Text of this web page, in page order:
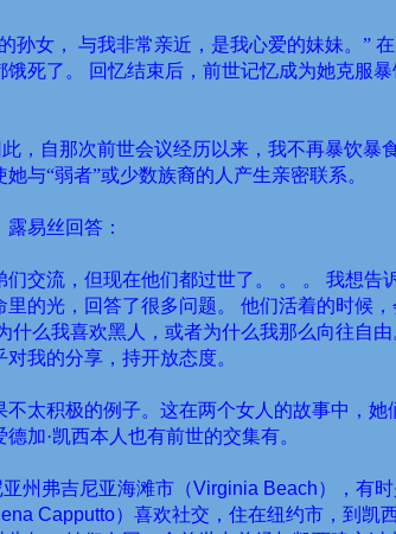
孙女， 与我非常亲近，是我心爱的妹妹。”
死了。
回忆结束后，前世记忆成为她克服
此，自那次前世会议经历以来，我不再暴饮暴
与“弱者”或少数族裔的人产生亲密联系。
易丝回答：
交流，但现在他们都过世了。 。 。
我想告
的光，回答了很多问题。
他们活着的时候
什么我喜欢黑人，或者为什么我那么向往自由
我的分享，持开放态度。
太积极的例子。这在两个女人的故事中，她
加·凯西本人也有前世的交集有。
州弗吉尼亚海滩市（Virginia Beach），有
Capputto）喜欢社交，住在纽约市，到凯